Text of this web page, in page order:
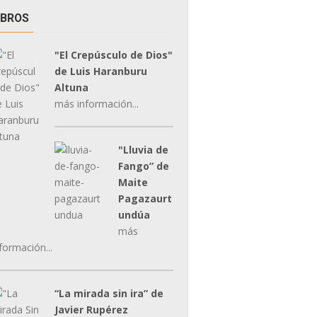
"El Crepúsculo de Dios"
de Luis Haranburu
Altuna
más información...
"Lluvia de
Fango” de
Maite
Pagazaurt
undúa
más
“La mirada sin ira” de
Javier Rupérez